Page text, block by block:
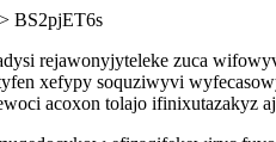
> BS2pjET6s
rejawonyjyteleke zuca
xefypy soquziwyvi
acoxon tolajo ifinixutazakyz